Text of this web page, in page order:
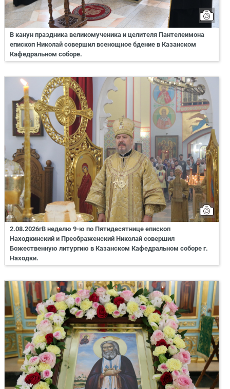
В канун праздника великомученика и целителя Пантелеимона
епископ Николай совершил всенощное бдение в Казанском
Кафедральном соборе.
2.08.2026гВ неделю 9-ю по Пятидесятнице епископ
Находкинский и Преображенский Николай совершил
Божественную литургию в Казанском Кафедральном соборе г.
Находки.